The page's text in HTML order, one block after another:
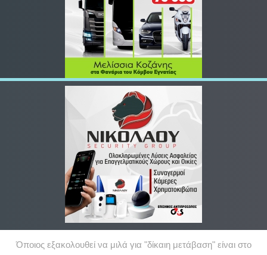
Όποιος εξακολουθεί να μιλά για "δίκαιη μετάβαση" είναι στο